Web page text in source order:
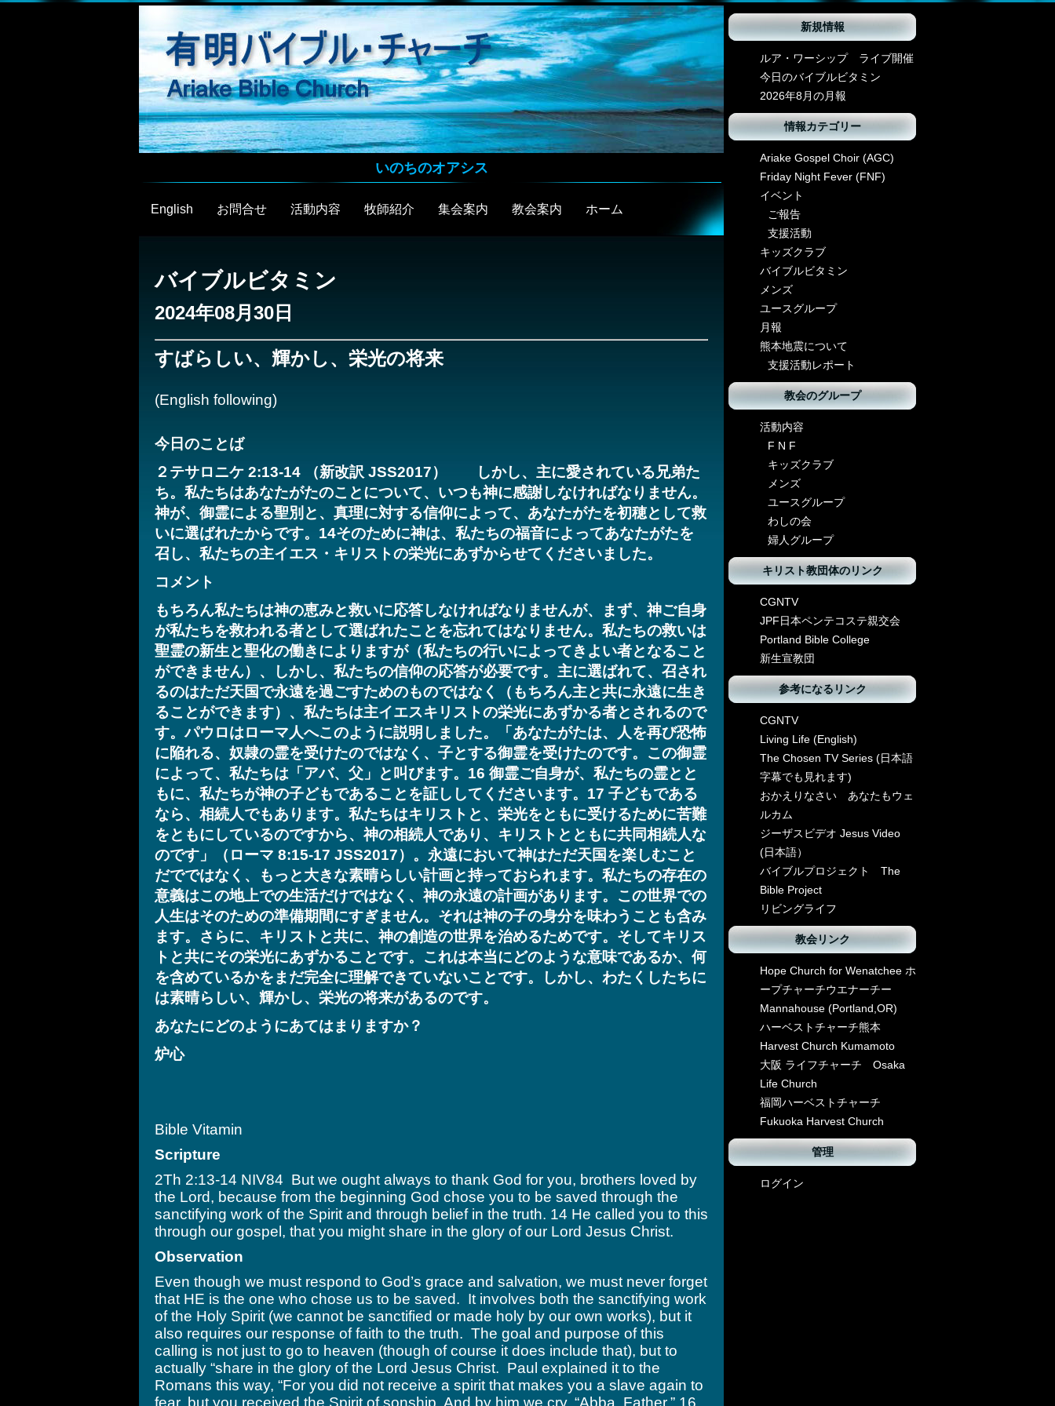
いのちのオアシス
English お問合せ 活動内容 牧師紹介 集会案内 教会案内 ホーム
バイブルビタミン
2024年08月30日
すばらしい、輝かし、栄光の将来
(English following)
今日のことば
２テサロニケ 2:13-14 （新改訳 JSS2017） しかし、主に愛されている兄弟た
ち。私たちはあなたがたのことについて、いつも神に感謝しなければなりません。
神が、御霊による聖別と、真理に対する信仰によって、あなたがたを初穂として救
いに選ばれたからです。14そのために神は、私たちの福音によってあなたがたを
召し、私たちの主イエス・キリストの栄光にあずからせてくださいました。
コメント
もちろん私たちは神の恵みと救いに応答しなければなりませんが、まず、神ご自身
が私たちを救われる者として選ばれたことを忘れてはなりません。私たちの救いは
聖霊の新生と聖化の働きによりますが（私たちの行いによってきよい者となること
ができません）、しかし、私たちの信仰の応答が必要です。主に選ばれて、召され
るのはただ天国で永遠を過ごすためのものではなく（もちろん主と共に永遠に生き
ることができます）、私たちは主イエスキリストの栄光にあずかる者とされるので
す。パウロはローマ人へこのように説明しました。「あなたがたは、人を再び恐怖
に陥れる、奴隷の霊を受けたのではなく、子とする御霊を受けたのです。この御霊
によって、私たちは「アバ、父」と叫びます。16 御霊ご自身が、私たちの霊とと
もに、私たちが神の子どもであることを証ししてくださいます。17 子どもである
なら、相続人でもあります。私たちはキリストと、栄光をともに受けるために苦難
をともにしているのですから、神の相続人であり、キリストとともに共同相続人な
のです」（ローマ 8:15-17 JSS2017）。永遠において神はただ天国を楽しむこと
だでではなく、もっと大きな素晴らしい計画と持っておられます。私たちの存在の
意義はこの地上での生活だけではなく、神の永遠の計画があります。この世界での
人生はそのための準備期間にすぎません。それは神の子の身分を味わうことも含み
ます。さらに、キリストと共に、神の創造の世界を治めるためです。そしてキリス
トと共にその栄光にあずかることです。これは本当にどのような意味であるか、何
を含めているかをまだ完全に理解できていないことです。しかし、わたくしたちに
は素晴らしい、輝かし、栄光の将来があるのです。
あなたにどのようにあてはまりますか？
炉心
Bible Vitamin
Scripture
2Th 2:13-14 NIV84 But we ought always to thank God for you, brothers loved by
the Lord, because from the beginning God chose you to be saved through the
sanctifying work of the Spirit and through belief in the truth. 14 He called you to this
through our gospel, that you might share in the glory of our Lord Jesus Christ.
Observation
Even though we must respond to God’s grace and salvation, we must never forget
that HE is the one who chose us to be saved. It involves both the sanctifying work
of the Holy Spirit (we cannot be sanctified or made holy by our own works), but it
also requires our response of faith to the truth. The goal and purpose of this
calling is not just to go to heaven (though of course it does include that), but to
actually “share in the glory of the Lord Jesus Christ. Paul explained it to the
Romans this way, “For you did not receive a spirit that makes you a slave again to
fear, but you received the Spirit of sonship. And by him we cry, “Abba, Father.” 16
新規情報
ルア・ワーシップ ライブ開催
今日のバイブルビタミン
2026年8月の月報
情報カテゴリー
Ariake Gospel Choir (AGC)
Friday Night Fever (FNF)
イベント
ご報告
支援活動
キッズクラブ
バイブルビタミン
メンズ
ユースグループ
月報
熊本地震について
支援活動レポート
教会のグループ
活動内容
F N F
キッズクラブ
メンズ
ユースグループ
わしの会
婦人グループ
キリスト教団体のリンク
CGNTV
JPF日本ペンテコステ親交会
Portland Bible College
新生宣教団
参考になるリンク
CGNTV
Living Life (English)
The Chosen TV Series (日本語
字幕でも見れます)
おかえりなさい あなたもウェ
ルカム
ジーザスビデオ Jesus Video
(日本語）
バイブルプロジェクト The
Bible Project
リビングライフ
教会リンク
Hope Church for Wenatchee ホ
ープチャーチウエナーチー
Mannahouse (Portland,OR)
ハーベストチャーチ熊本
Harvest Church Kumamoto
大阪 ライフチャーチ Osaka
Life Church
福岡ハーベストチャーチ
Fukuoka Harvest Church
管理
ログイン